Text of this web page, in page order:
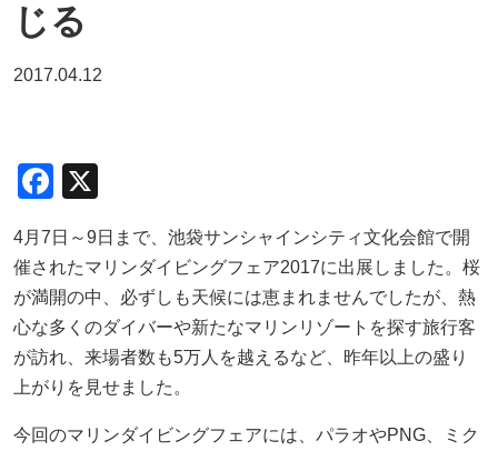
じる
2017.04.12
F
c
e
b
o
o
k
4月7日～9日まで、池袋サンシャインシティ文化会館で開
催されたマリンダイビングフェア2017に出展しました。桜
が満開の中、必ずしも天候には恵まれませんでしたが、熱
心な多くのダイバーや新たなマリンリゾートを探す旅行客
が訪れ、来場者数も5万人を越えるなど、昨年以上の盛り
上がりを見せました。
今回のマリンダイビングフェアには、パラオやPNG、ミク